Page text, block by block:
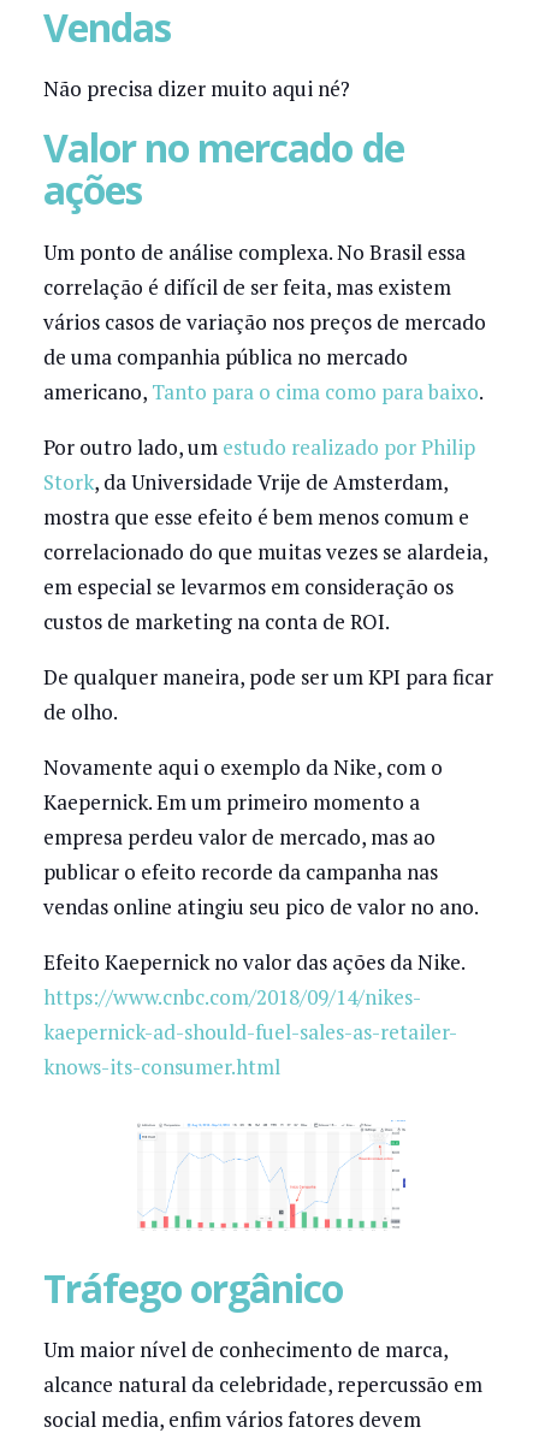
Vendas
Não precisa dizer muito aqui né?
Valor no mercado de
ações
Um ponto de análise complexa. No Brasil essa
correlação é difícil de ser feita, mas existem
vários casos de variação nos preços de mercado
de uma companhia pública no mercado
americano, Tanto para o cima como para baixo.
Por outro lado, um estudo realizado por Philip
Stork, da Universidade Vrije de Amsterdam,
mostra que esse efeito é bem menos comum e
correlacionado do que muitas vezes se alardeia,
em especial se levarmos em consideração os
custos de marketing na conta de ROI.
De qualquer maneira, pode ser um KPI para ficar
de olho.
Novamente aqui o exemplo da Nike, com o
Kaepernick. Em um primeiro momento a
empresa perdeu valor de mercado, mas ao
publicar o efeito recorde da campanha nas
vendas online atingiu seu pico de valor no ano.
Efeito Kaepernick no valor das ações da Nike.
https://www.cnbc.com/2018/09/14/nikes-
kaepernick-ad-should-fuel-sales-as-retailer-
knows-its-consumer.html
Tráfego orgânico
Um maior nível de conhecimento de marca,
alcance natural da celebridade, repercussão em
social media, enfim vários fatores devem